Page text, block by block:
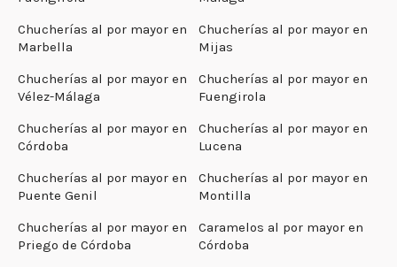
Chucherías al por mayor en
Marbella
Chucherías al por mayor en
Mijas
Chucherías al por mayor en
Vélez-Málaga
Chucherías al por mayor en
Fuengirola
Chucherías al por mayor en
Córdoba
Chucherías al por mayor en
Lucena
Chucherías al por mayor en
Puente Genil
Chucherías al por mayor en
Montilla
Chucherías al por mayor en
Priego de Córdoba
Caramelos al por mayor en
Córdoba